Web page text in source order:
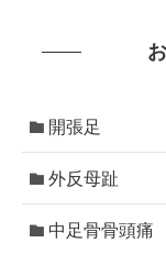
開張足
外反母趾
中足骨骨頭痛